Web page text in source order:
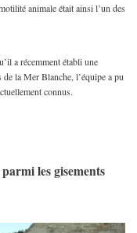
animale était ainsi l’un des
a récemment établi une
la Mer Blanche, l’équipe a pu
connus.
les gisements